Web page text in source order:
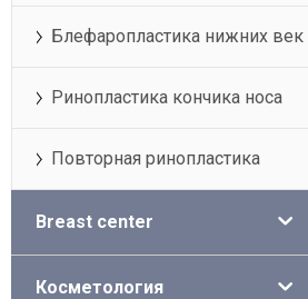
Блефаропластика нижних век
Ринопластика кончика носа
Повторная ринопластика
Breast center
Косметология